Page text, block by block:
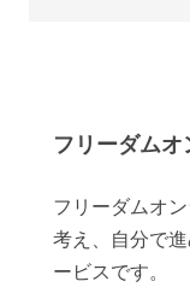
フリーダム
フリーダムオ
考え、自分で
ービスです。